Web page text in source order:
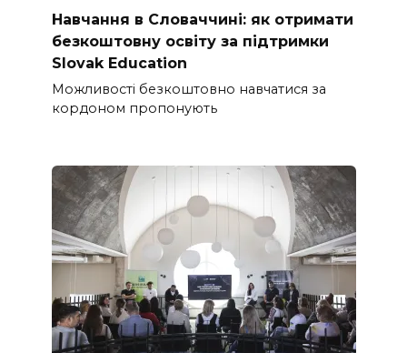
Навчання в Словаччині: як отримати
безкоштовну освіту за підтримки
Slovak Education
Можливості безкоштовно навчатися за
кордоном пропонують